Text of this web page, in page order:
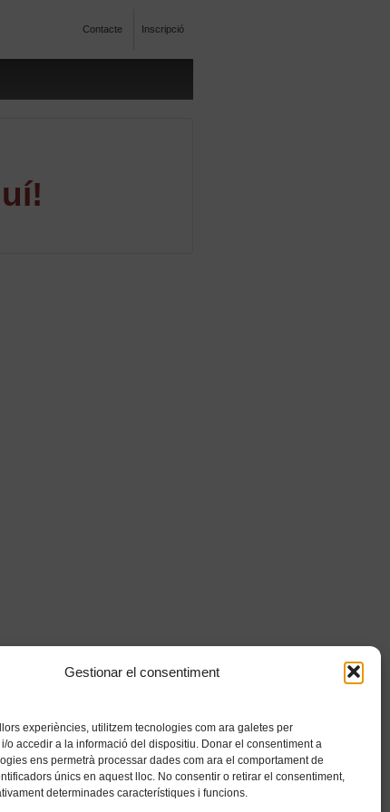
Gestionar el consentiment
experiències, utilitzem tecnologies com ara galetes per
o accedir a la informació del dispositiu. Donar el consentiment a
ens permetrà processar dades com ara el comportament de
únics en aquest lloc. No consentir o retirar el consentiment,
determinades característiques i funcions.
Contacte Inscripció